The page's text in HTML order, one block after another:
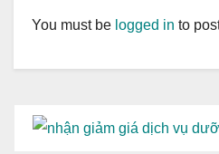
You must be logged in to